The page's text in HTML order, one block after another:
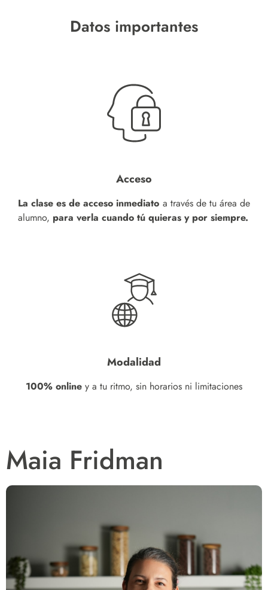
Datos importantes
Acceso
La clase es de acceso inmediato a través de tu área de
alumno, para verla cuando tú quieras y por siempre.
Modalidad
100% online y a tu ritmo, sin horarios ni limitaciones
Maia Fridman